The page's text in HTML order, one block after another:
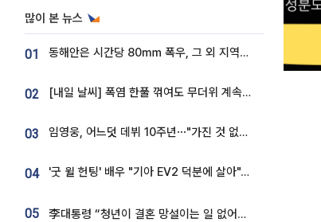
많이 본 뉴스
01 동해안은 시간당 80㎜ 폭우, 그 외 지역은 폭염…‘극과 극 날씨’
02 [내일 날씨] 폭염 한풀 꺾여도 무더위 계속⋯동해안 이틀 연속 비
03 임영웅, 어느덧 데뷔 10주년⋯"가진 것 없던 시절, 내 앞엔 20명의 팬뿐"
04 '굿 윌 헌팅' 배우 "기아 EV2 덕분에 살아"…교통사고 후 안전성 극찬
05 李대통령 “청년이 결혼 망설이는 일 없어야...제도상 불이익 조사”